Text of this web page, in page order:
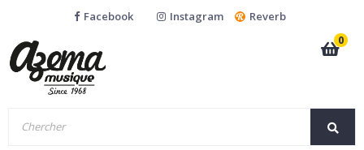
Facebook Instagram
Reverb
0